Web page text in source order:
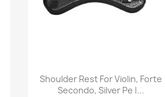
Vista rápida
Shoulder Rest For Violin, Forte
Secondo, Silver Pe |...